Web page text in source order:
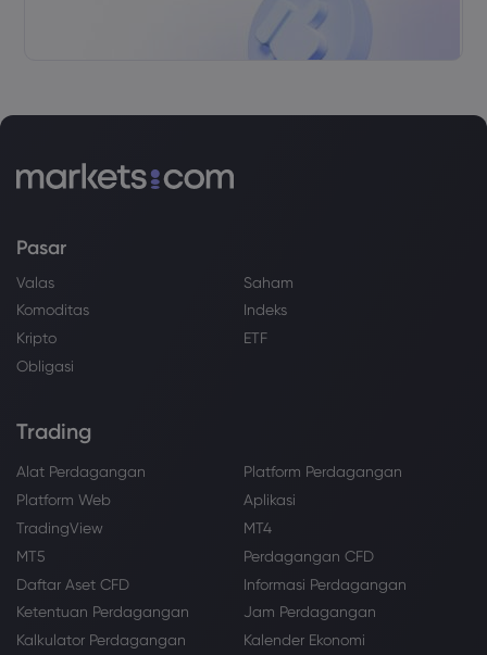
Pasar
Valas
Saham
Komoditas
Indeks
Kripto
ETF
Obligasi
Trading
Alat Perdagangan
Platform Perdagangan
Platform Web
Aplikasi
TradingView
MT4
MT5
Perdagangan CFD
Daftar Aset CFD
Informasi Perdagangan
Ketentuan Perdagangan
Jam Perdagangan
Kalkulator Perdagangan
Kalender Ekonomi